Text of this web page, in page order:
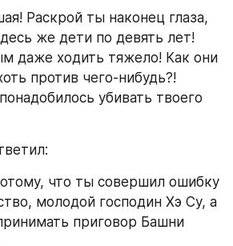
Раскрой ты наконец глаза,
же дети по девять лет!
даже ходить тяжело! Как они
против чего-нибудь?!
убивать твоего
что ты совершил ошибку
молодой господин Хэ Су, а
приговор Башни